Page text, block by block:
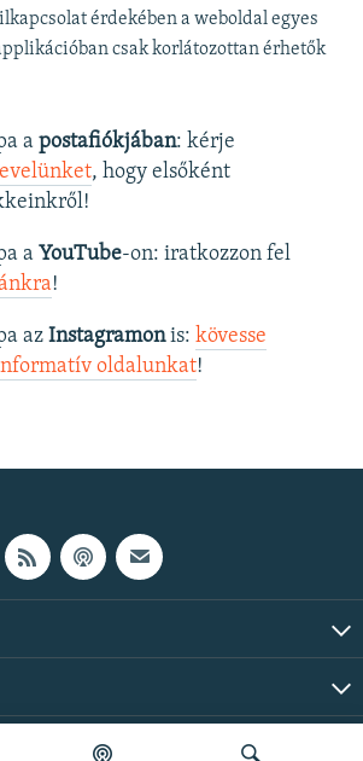
érdekében a weboldal egyes
csak korlátozottan érhetők
a postafiókjában: kérje
, hogy elsőként
a YouTube-on: iratkozzon fel
!
az Instagramonis: kövesse
oldalunkat! ​
© 2026 RFE/RL, Inc. Minden jog fenntartva.